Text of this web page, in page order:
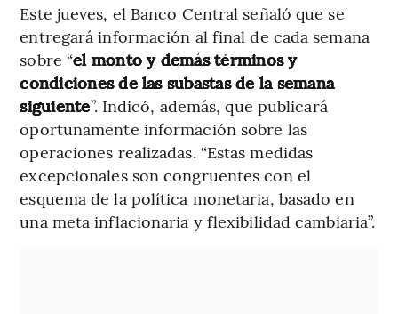
Este jueves, el Banco Central señaló que se
entregará información al final de cada semana
sobre “el monto y demás términos y
condiciones de las subastas de la semana
siguiente”. Indicó, además, que publicará
oportunamente información sobre las
operaciones realizadas. “Estas medidas
excepcionales son congruentes con el
esquema de la política monetaria, basado en
una meta inflacionaria y flexibilidad cambiaria”.